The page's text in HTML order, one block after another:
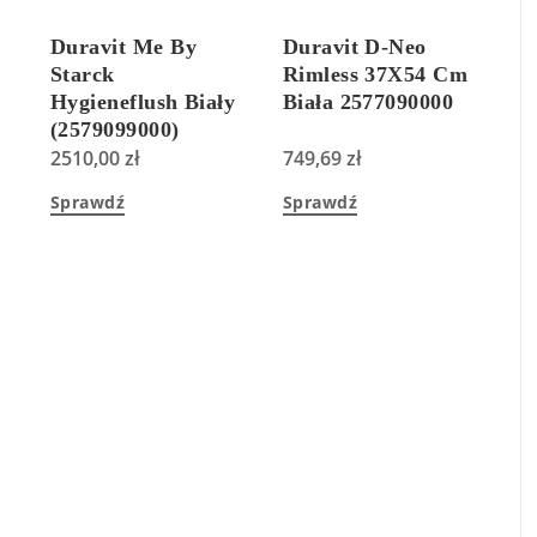
Duravit Me By
Starck
Hygieneflush Biały
(2579099000)
2510,00zł
Sprawdź
Duravit D-Neo
Rimless 37X54 Cm
Biała 2577090000
749,69zł
Sprawdź